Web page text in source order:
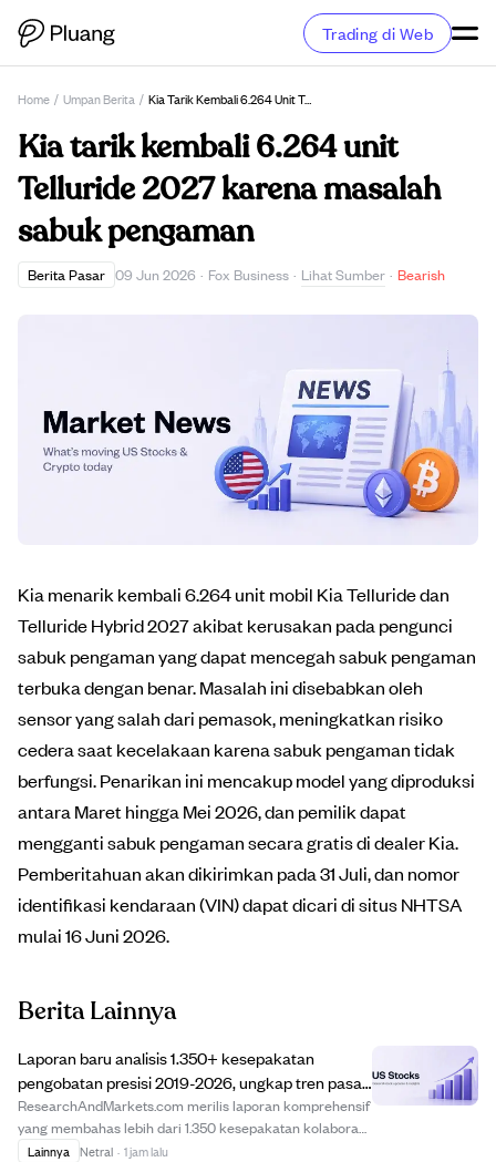
Trading di Web
Home / Umpan Berita / Kia Tarik Kembali 6.264 Unit Telluride 2027 Karena Masalah Sabuk Pengaman
Kia tarik kembali 6.264 unit
Telluride 2027 karena masalah
sabuk pengaman
Berita Pasar 09 Jun 2026 · Fox Business · Lihat Sumber · Bearish
Kia menarik kembali 6.264 unit mobil Kia Telluride dan
Telluride Hybrid 2027 akibat kerusakan pada pengunci
sabuk pengaman yang dapat mencegah sabuk pengaman
terbuka dengan benar. Masalah ini disebabkan oleh
sensor yang salah dari pemasok, meningkatkan risiko
cedera saat kecelakaan karena sabuk pengaman tidak
berfungsi. Penarikan ini mencakup model yang diproduksi
antara Maret hingga Mei 2026, dan pemilik dapat
mengganti sabuk pengaman secara gratis di dealer Kia.
Pemberitahuan akan dikirimkan pada 31 Juli, dan nomor
identifikasi kendaraan (VIN) dapat dicari di situs NHTSA
mulai 16 Juni 2026.
Berita Lainnya
Laporan baru analisis 1.350+ kesepakatan
pengobatan presisi 2019-2026, ungkap tren pasar
dan struktur kesepakatan.
ResearchAndMarkets.com merilis laporan komprehensif
yang membahas lebih dari 1.350 kesepakatan kolaborasi
dan lisensi pengobatan presisi dari 2019 hingga 2026.
Lainnya Netral · 1 jam lalu